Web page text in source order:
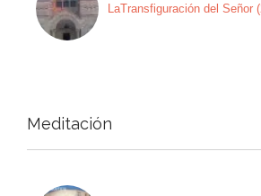
LaTransfiguración del Señor
Meditación